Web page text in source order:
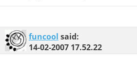
funcool said:
14-02-2007 17.52.22